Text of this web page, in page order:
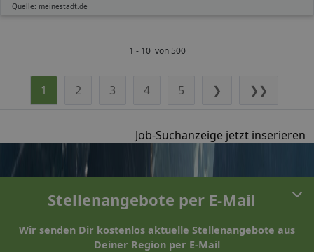
Quelle: meinestadt.de
1 - 10 von 500
1 2 3 4 5 ❯ ❯❯
Job-Suchanzeige jetzt inserieren
Stellenangebote per E-Mail
Wir senden Dir kostenlos aktuelle Stellenangebote aus
Deiner Region per E-Mail